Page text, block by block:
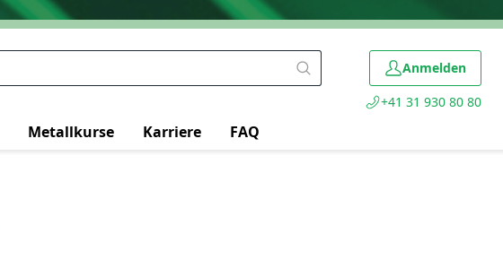
Anmelden
+41 31 930 80 80
Metallkurse Karriere FAQ